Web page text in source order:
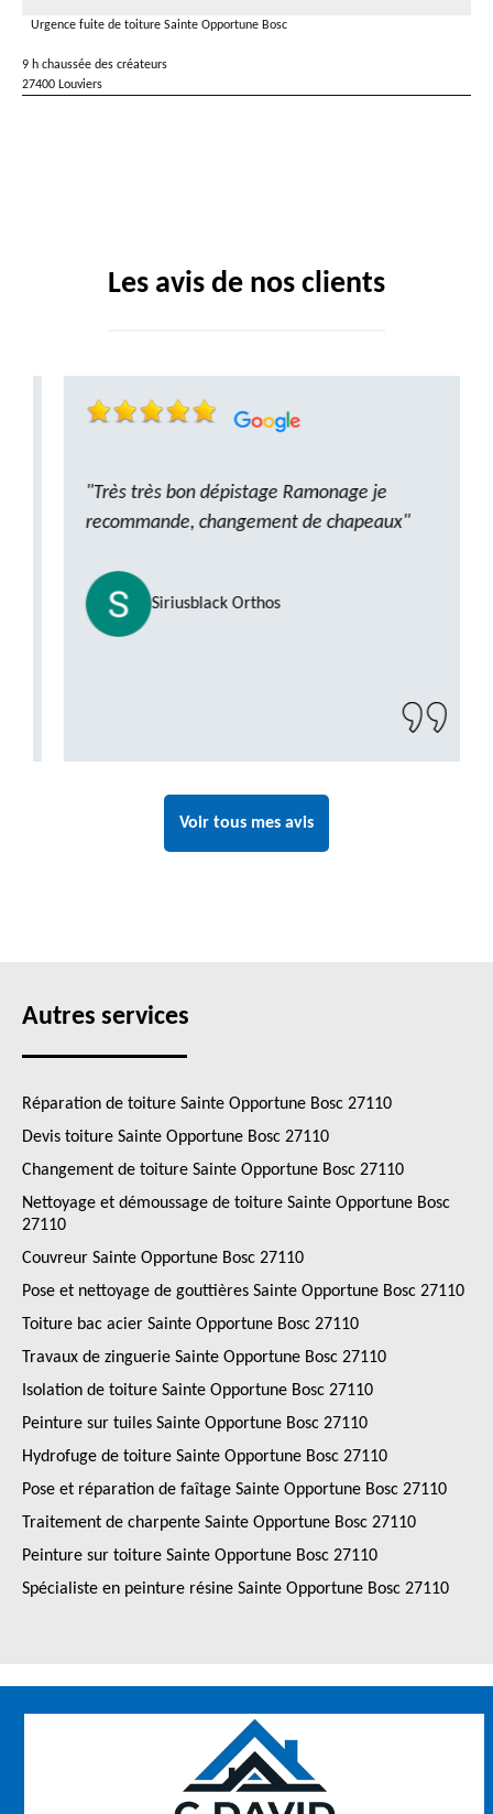
Urgence fuite de toiture Sainte Opportune Bosc
9 h chaussée des créateurs
27400 Louviers
Les avis de nos clients
"Très très bon dépistage Ramonage je
recommande, changement de chapeaux"
Siriusblack Orthos
Voir tous mes avis
Autres services
Réparation de toiture Sainte Opportune Bosc 27110
Devis toiture Sainte Opportune Bosc 27110
Changement de toiture Sainte Opportune Bosc 27110
Nettoyage et démoussage de toiture Sainte Opportune Bosc
27110
Couvreur Sainte Opportune Bosc 27110
Pose et nettoyage de gouttières Sainte Opportune Bosc 27110
Toiture bac acier Sainte Opportune Bosc 27110
Travaux de zinguerie Sainte Opportune Bosc 27110
Isolation de toiture Sainte Opportune Bosc 27110
Peinture sur tuiles Sainte Opportune Bosc 27110
Hydrofuge de toiture Sainte Opportune Bosc 27110
Pose et réparation de faîtage Sainte Opportune Bosc 27110
Traitement de charpente Sainte Opportune Bosc 27110
Peinture sur toiture Sainte Opportune Bosc 27110
Spécialiste en peinture résine Sainte Opportune Bosc 27110